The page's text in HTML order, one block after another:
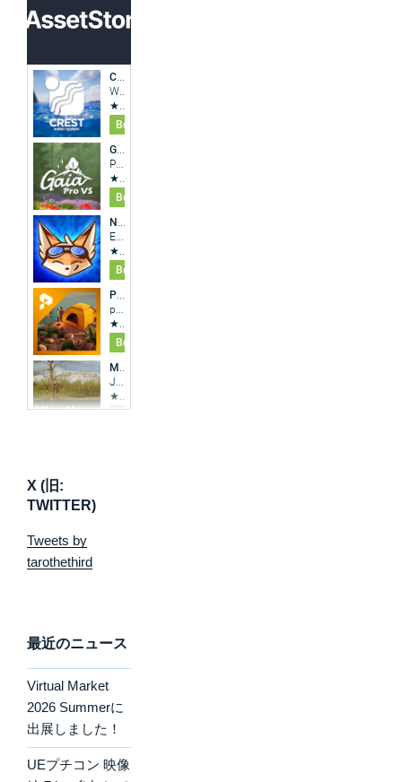
X (旧:
TWITTER)
Tweets by
tarothethird
最近のニュース
Virtual Market
2026 Summerに
出展しました！
UEプチコン 映像